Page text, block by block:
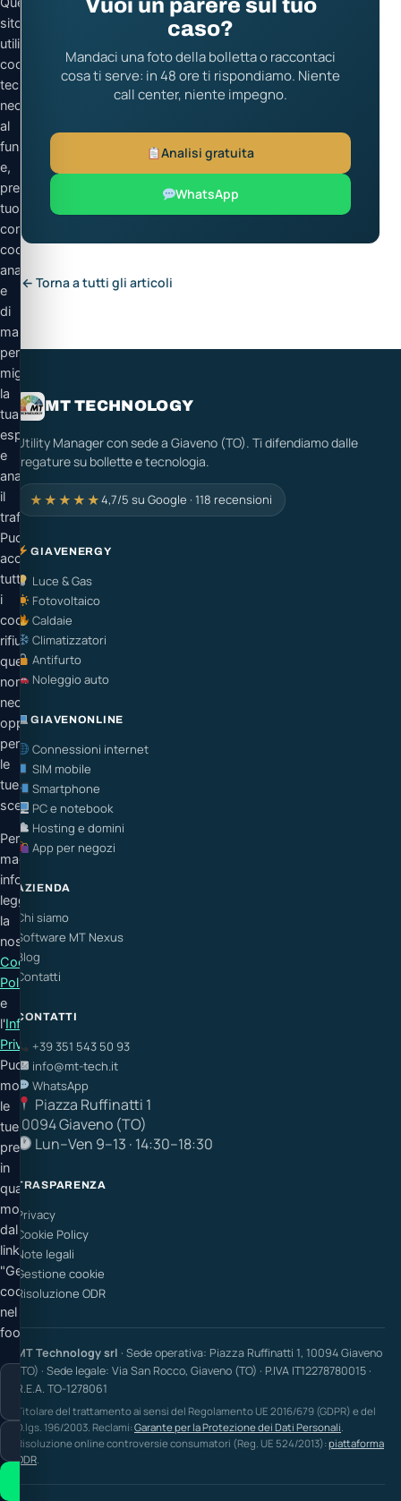
Vuoi un parere sul tuo
caso?
Mandaci una foto della bolletta o raccontaci
cosa ti serve: in 48 ore ti rispondiamo. Niente
call center, niente impegno.
Analisi gratuita
WhatsApp
← Torna a tutti gli articoli
MT TECHNOLOGY
Utility Manager con sede a Giaveno (TO). Ti difendiamo dalle
fregature su bollette e tecnologia.
★★★★★4,7/5 su Google · 118 recensioni
GIAVENERGY
Luce & Gas
Fotovoltaico
Caldaie
Climatizzatori
Antifurto
Noleggio auto
GIAVENONLINE
Connessioni internet
SIM mobile
Smartphone
PC e notebook
Hosting e domini
App per negozi
AZIENDA
Chi siamo
Software MT Nexus
Blog
Contatti
CONTATTI
+39 351 543 50 93
info@mt-tech.it
WhatsApp
Piazza Ruffinatti 1
10094 Giaveno (TO)
Lun–Ven 9–13 · 14:30–18:30
TRASPARENZA
Privacy
Cookie Policy
Note legali
Gestione cookie
Risoluzione ODR
MT Technology srl · Sede operativa: Piazza Ruffinatti 1, 10094 Giaveno
(TO) · Sede legale: Via San Rocco, Giaveno (TO) · P.IVA IT12278780015 ·
R.E.A. TO-1278061
Titolare del trattamento ai sensi del Regolamento UE 2016/679 (GDPR) e del
D.lgs. 196/2003. Reclami:Garante per la Protezione dei Dati Personali
Risoluzione online controversie consumatori (Reg. UE 524/2013):piattaforma
ODR
sito
utilizza
cookie
tecnici
necessari
al
funzionamento
e,
previo
tuo
consenso,
cookie
analitici
e
di
marketing
per
migliorare
la
tua
esperienza
e
analizzare
il
traffico.
Puoi
accettare
tutti
i
cookie,
rifiutare
quelli
non
necessari
oppure
personalizzare
le
tue
scelte.
Per
maggiori
informazioni
leggi
la
nostra
Cookie
Policy
e
l'Informativa
Privacy.
Puoi
modificare
le
tue
preferenze
in
qualsiasi
momento
dal
link
"Gestione
cookie"
nel
footer.
Solo
Personalizza
Accetta tutti